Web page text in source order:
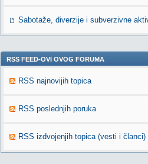
Sabotaže, diverzije i subverzivne
RSS FEED-OVI OVOG FORUMA
RSS najnovijih topica
RSS poslednjih poruka
RSS izdvojenjih topica (vesti i članci)